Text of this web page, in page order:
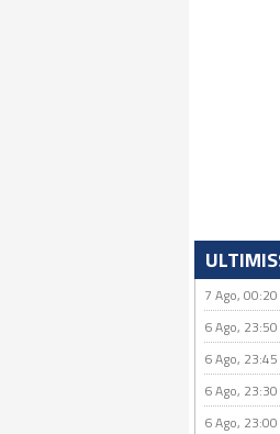
7 Ago,
6 Ago,
6 Ago,
6 Ago,
6 Ago,